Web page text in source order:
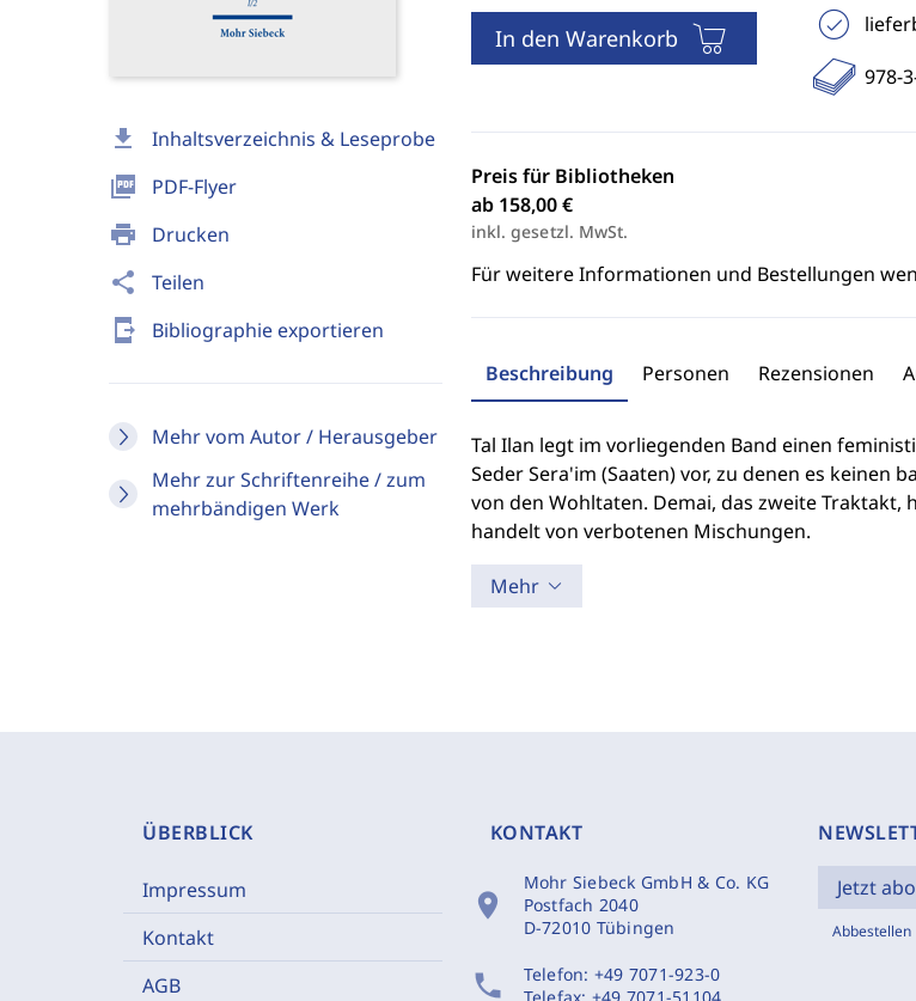
download Inhaltsverzeichnis & Leseprobe
picture_as_pdf PDF-Flyer
print Drucken
share Teilen
send_to_mobile Bibliographie exportieren
Mehr vom Autor / Herausgeber
Mehr zur Schriftenreihe / zum
mehrbändigen Werk
In den Warenkorb
978-
Preis für Bibliotheken
ab 158,00 €
inkl. gesetzl. MwSt.
Für weitere Informationen und Bestellungen
Beschreibung Personen Rezensionen
Tal Ilan legt im vorliegenden Band einen
Seder Sera'im (Saaten) vor, zu denen es keinen
von den Wohltaten. Demai, das zweite
handelt von verbotenen Mischungen.
Mehr
ÜBERBLICK
Impressum
Kontakt
AGB
KONTAKT
location_on
Mohr Siebeck GmbH & Co. KG
Postfach 2040
D-72010 Tübingen
phone Telefon: +49 7071-923-0
Jetzt
Abbestellen